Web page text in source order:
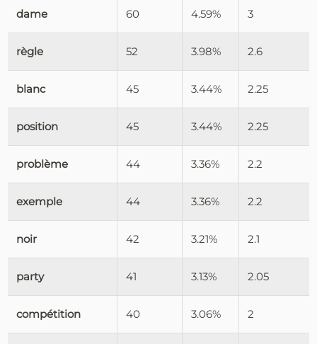
dame 60 4.59% 3
règle 52 3.98% 2.6
blanc 45 3.44% 2.25
position 45 3.44% 2.25
problème 44 3.36% 2.2
exemple 44 3.36% 2.2
noir 42 3.21% 2.1
party 41 3.13% 2.05
compétition 40 3.06% 2